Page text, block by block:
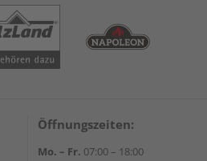
Öffnungszeiten:
Mo. – Fr. 07:00 – 18:00